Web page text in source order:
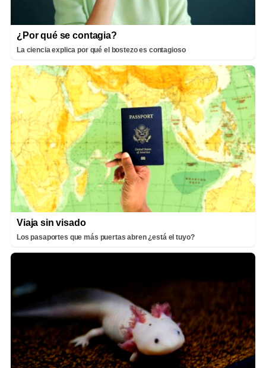
¿Por qué se contagia?
La ciencia explica por qué el bostezo es contagioso
Viaja sin visado
Los pasaportes que más puertas abren ¿está el tuyo?